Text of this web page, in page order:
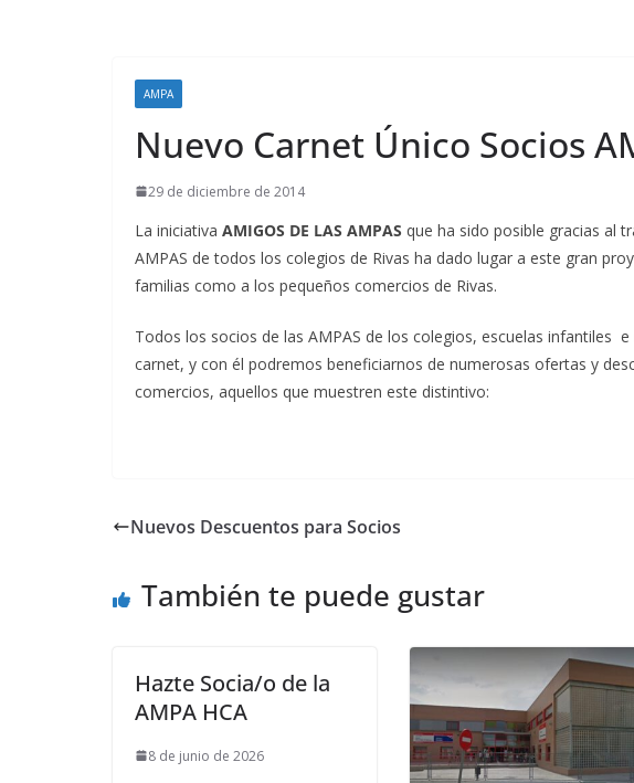
AMPA
Nuevo Carnet Único Socios
29 de diciembre de 2014
La iniciativa AMIGOS DE LAS AMPAS que ha sido posible gracias al
AMPAS de todos los colegios de Rivas ha dado lugar a este gran
familias como a los pequeños comercios de Rivas.
Todos los socios de las AMPAS de los colegios, escuelas infantiles
carnet, y con él podremos beneficiarnos de numerosas ofertas y
comercios, aquellos que muestren este distintivo:
Nuevos Descuentos para Socios
También te puede gustar
Hazte Socia/o de la
AMPA HCA
8 de junio de 2026